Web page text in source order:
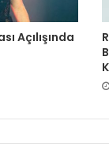
Açılışında